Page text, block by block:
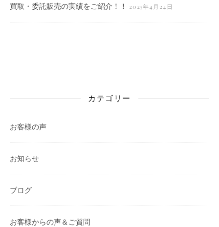
買取・委託販売の実績をご紹介！！ 2025年4月24日
カテゴリー
お客様の声
お知らせ
ブログ
お客様からの声＆ご質問